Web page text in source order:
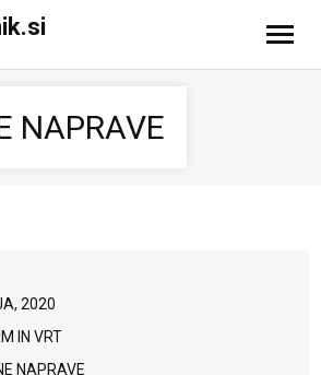
NAPRAVE
2020
IN VRT
NAPRAVE